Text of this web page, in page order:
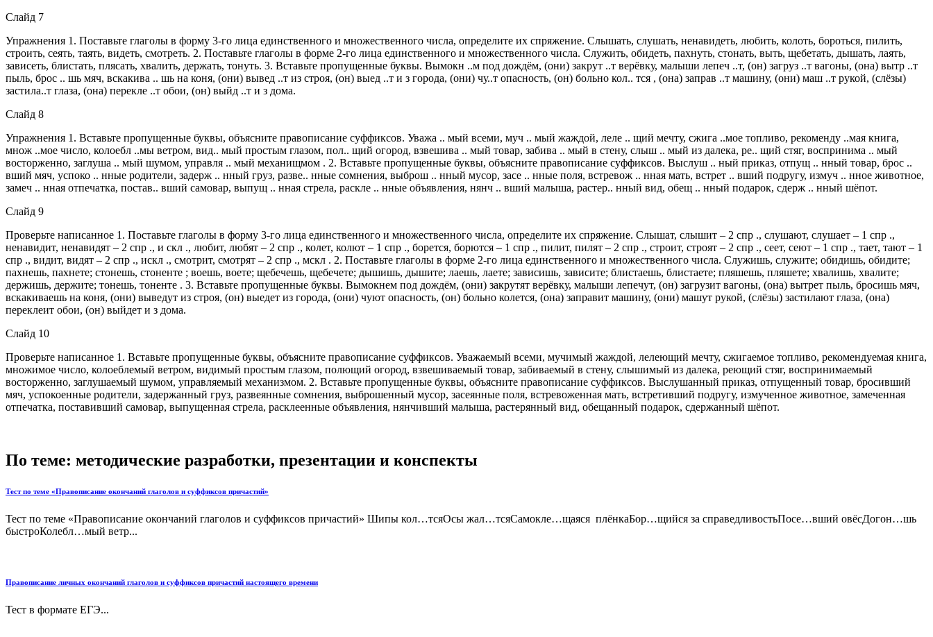
Слайд 7
Упражнения 1. Поставьте глаголы в форму 3-го лица единственного и множественного числа, определите их спряжение. Слышать, слушать, ненавидеть, любить, колоть, бороться, пилить,
строить, сеять, таять, видеть, смотреть. 2. Поставьте глаголы в форме 2-го лица единственного и множественного числа. Служить, обидеть, пахнуть, стонать, выть, щебетать, дышать, лаять,
зависеть, блистать, плясать, хвалить, держать, тонуть. 3. Вставьте пропущенные буквы. Вымокн ..м под дождём, (они) закрут ..т верёвку, малыши лепеч ..т, (он) загруз ..т вагоны, (она) вытр ..т
пыль, брос .. шь мяч, вскакива .. шь на коня, (они) вывед ..т из строя, (он) выед ..т и з города, (они) чу..т опасность, (он) больно кол.. тся , (она) заправ ..т машину, (они) маш ..т рукой, (слёзы)
застила..т глаза, (она) перекле ..т обои, (он) выйд ..т и з дома.
Слайд 8
Упражнения 1. Вставьте пропущенные буквы, объясните правописание суффиксов. Уважа .. мый всеми, муч .. мый жаждой, леле .. щий мечту, сжига ..мое топливо, рекоменду ..мая книга,
множ ..мое число, колоебл ..мы ветром, вид.. мый простым глазом, пол.. щий огород, взвешива .. мый товар, забива .. мый в стену, слыш .. мый из далека, ре.. щий стяг, воспринима .. мый
восторженно, заглуша .. мый шумом, управля .. мый механищмом . 2. Вставьте пропущенные буквы, объясните правописание суффиксов. Выслуш .. ный приказ, отпущ .. нный товар, брос ..
вший мяч, успоко .. нные родители, задерж .. нный груз, разве.. нные сомнения, выброш .. нный мусор, засе .. нные поля, встревож .. нная мать, встрет .. вший подругу, измуч .. нное животное,
замеч .. нная отпечатка, постав.. вший самовар, выпущ .. нная стрела, раскле .. нные объявления, нянч .. вший малыша, растер.. нный вид, обещ .. нный подарок, сдерж .. нный шёпот.
Слайд 9
Проверьте написанное 1. Поставьте глаголы в форму 3-го лица единственного и множественного числа, определите их спряжение. Слышат, слышит – 2 спр ., слушают, слушает – 1 спр .,
ненавидит, ненавидят – 2 спр ., и скл ., любит, любят – 2 спр ., колет, колют – 1 спр ., борется, борются – 1 спр ., пилит, пилят – 2 спр ., строит, строят – 2 спр ., сеет, сеют – 1 спр ., тает, тают – 1
спр ., видит, видят – 2 спр ., искл ., смотрит, смотрят – 2 спр ., мскл . 2. Поставьте глаголы в форме 2-го лица единственного и множественного числа. Служишь, служите; обидишь, обидите;
пахнешь, пахнете; стонешь, стоненте ; воешь, воете; щебечешь, щебечете; дышишь, дышите; лаешь, лаете; зависишь, зависите; блистаешь, блистаете; пляшешь, пляшете; хвалишь, хвалите;
держишь, держите; тонешь, тоненте . 3. Вставьте пропущенные буквы. Вымокнем под дождём, (они) закрутят верёвку, малыши лепечут, (он) загрузит вагоны, (она) вытрет пыль, бросишь мяч,
вскакиваешь на коня, (они) выведут из строя, (он) выедет из города, (они) чуют опасность, (он) больно колется, (она) заправит машину, (они) машут рукой, (слёзы) застилают глаза, (она)
переклеит обои, (он) выйдет и з дома.
Слайд 10
Проверьте написанное 1. Вставьте пропущенные буквы, объясните правописание суффиксов. Уважаемый всеми, мучимый жаждой, лелеющий мечту, сжигаемое топливо, рекомендуемая книга,
множимое число, колоеблемый ветром, видимый простым глазом, полющий огород, взвешиваемый товар, забиваемый в стену, слышимый из далека, реющий стяг, воспринимаемый
восторженно, заглушаемый шумом, управляемый механизмом. 2. Вставьте пропущенные буквы, объясните правописание суффиксов. Выслушанный приказ, отпущенный товар, бросивший
мяч, успокоенные родители, задержанный груз, развеянные сомнения, выброшенный мусор, засеянные поля, встревоженная мать, встретивший подругу, измученное животное, замеченная
отпечатка, поставивший самовар, выпущенная стрела, расклеенные объявления, нянчивший малыша, растерянный вид, обещанный подарок, сдержанный шёпот.
По теме: методические разработки, презентации и конспекты
Тест по теме «Правописание окончаний глаголов и суффиксов причастий»
Тест по теме «Правописание окончаний глаголов и суффиксов причастий» Шипы кол…тсяОсы жал…тсяСамокле…щаяся плёнкаБор…щийся за справедливостьПосе…вший овёсДогон…шь
быстроКолебл…мый ветр...
Правописание личных окончаний глаголов и суффиксов причастий настоящего времени
Тест в формате ЕГЭ...